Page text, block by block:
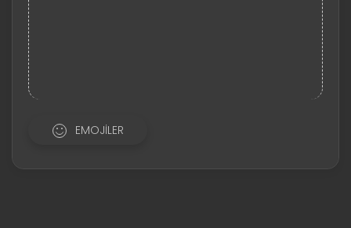
EMOJILER